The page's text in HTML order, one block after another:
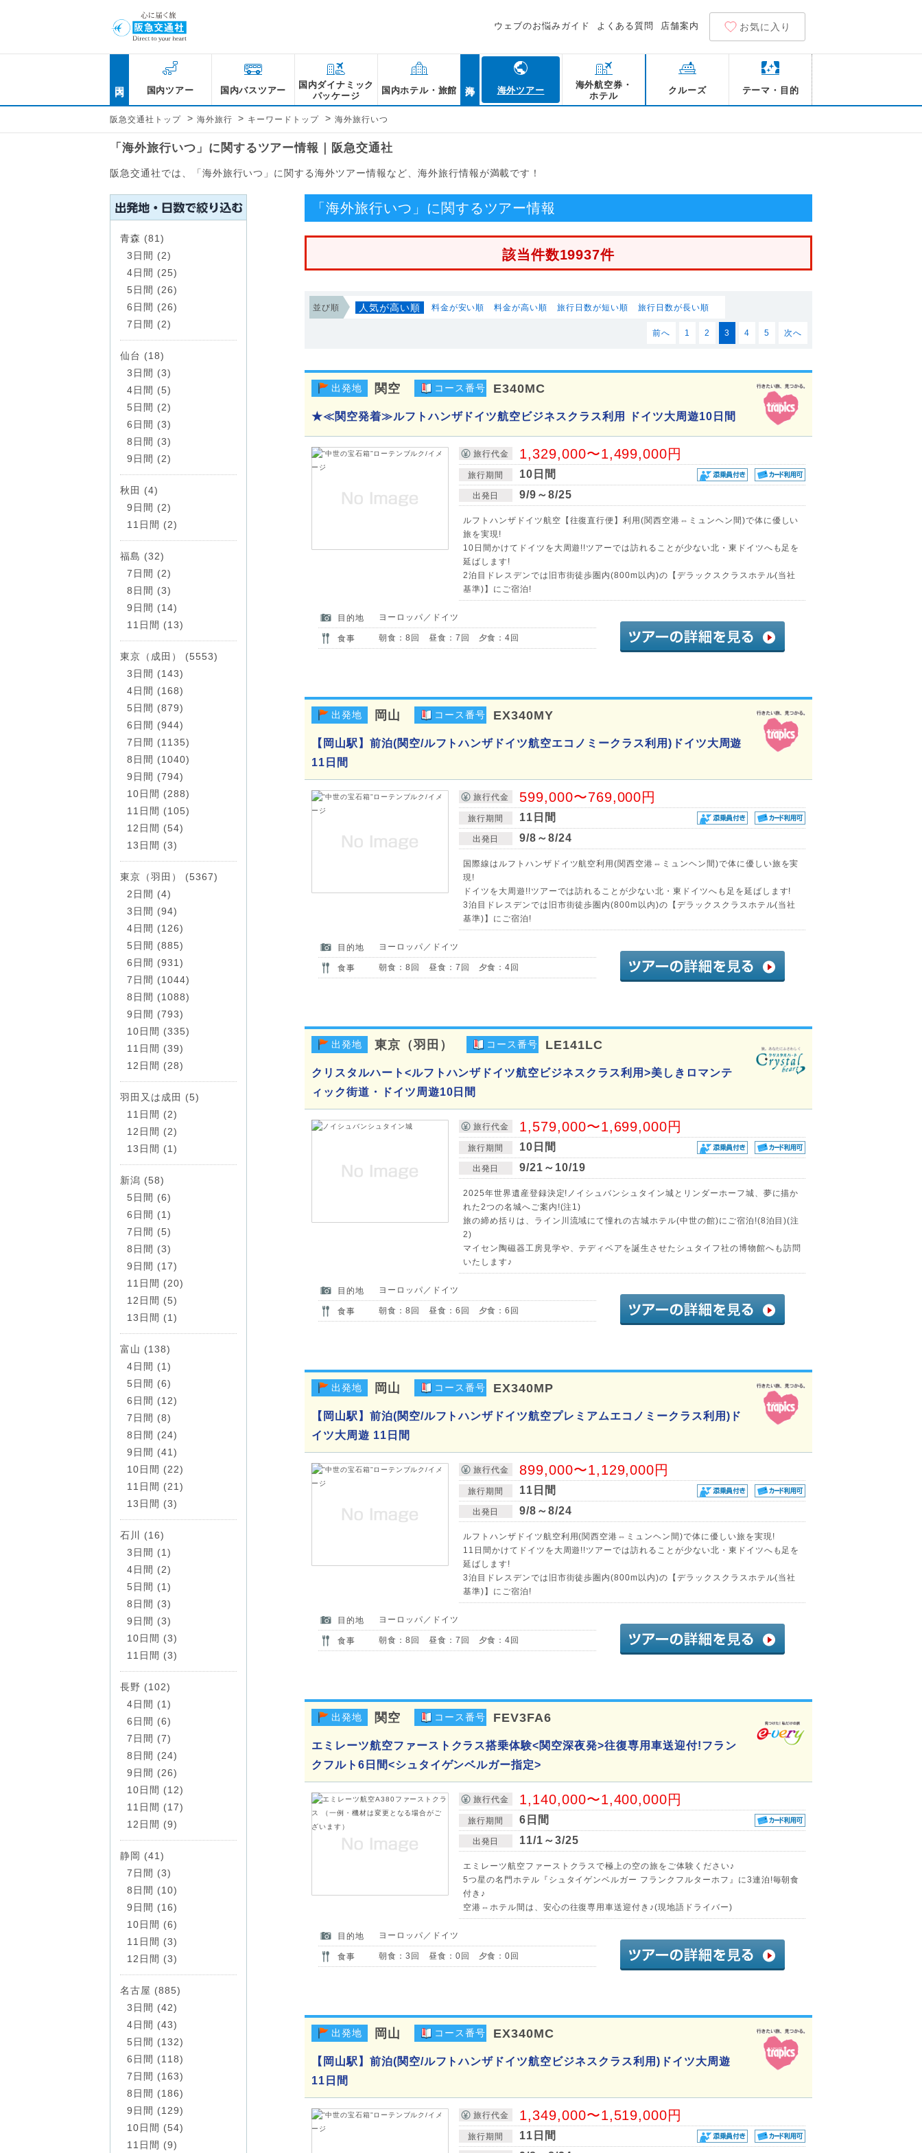
ウェブのお悩みガイド よくある質問 店舗案内 お気に入り
国内ツアー 国内バスツアー
国内ダイナミック
パッケージ
国内ホテル・旅館 海外ツアー
海外航空券・
ホテル
クルーズ テーマ・目的
阪急交通社トップ > 海外旅行 > キーワードトップ > 海外旅行いつ
「海外旅行いつ」に関するツアー情報｜阪急交通社
阪急交通社では、「海外旅行いつ」に関する海外ツアー情報など、海外旅行情報が満載です！
「海外旅行いつ」に関するツアー情報
該当件数19937件
並び順 人気が高い順 料金が安い順 料金が高い順 旅行日数が短い順 旅行日数が長い順
前へ 1 2 3 4 5 次へ
出発地 関空 コース番号 E340MC
★≪関空発着≫ルフトハンザドイツ航空ビジネスクラス利用 ドイツ大周遊10日間
旅行代金 1,329,000〜1,499,000円
旅行期間 10日間
出発日 9/9～8/25
ルフトハンザドイツ航空【往復直行便】利用(関西空港⇔ミュンヘン間)で体に優しい
旅を実現!
10日間かけてドイツを大周遊!!ツアーでは訪れることが少ない北・東ドイツへも足を
延ばします!
2泊目ドレスデンでは旧市街徒歩圏内(800m以内)の【デラックスクラスホテル(当社
基準)】にご宿泊!
目的地 ヨーロッパ／ドイツ
食事 朝食：8回 昼食：7回 夕食：4回
出発地 岡山 コース番号 EX340MY
【岡山駅】前泊(関空/ルフトハンザドイツ航空エコノミークラス利用)ドイツ大周遊
11日間
旅行代金 599,000〜769,000円
旅行期間 11日間
出発日 9/8～8/24
国際線はルフトハンザドイツ航空利用(関西空港⇔ミュンヘン間)で体に優しい旅を実
現!
ドイツを大周遊!!ツアーでは訪れることが少ない北・東ドイツへも足を延ばします!
3泊目ドレスデンでは旧市街徒歩圏内(800m以内)の【デラックスクラスホテル(当社
基準)】にご宿泊!
目的地 ヨーロッパ／ドイツ
食事 朝食：8回 昼食：7回 夕食：4回
出発地 東京（羽田） コース番号 LE141LC
クリスタルハート<ルフトハンザドイツ航空ビジネスクラス利用>美しきロマンテ
ィック街道・ドイツ周遊10日間
旅行代金 1,579,000〜1,699,000円
旅行期間 10日間
出発日 9/21～10/19
2025年世界遺産登録決定!ノイシュバンシュタイン城とリンダーホーフ城、夢に描か
れた2つの名城へご案内!(注1)
旅の締め括りは、ライン川流域にて憧れの古城ホテル(中世の館)にご宿泊!(8泊目)(注
2)
マイセン陶磁器工房見学や、テディベアを誕生させたシュタイフ社の博物館へも訪問
いたします♪
目的地 ヨーロッパ／ドイツ
食事 朝食：8回 昼食：6回 夕食：6回
出発地 岡山 コース番号 EX340MP
【岡山駅】前泊(関空/ルフトハンザドイツ航空プレミアムエコノミークラス利用)ド
イツ大周遊 11日間
旅行代金 899,000〜1,129,000円
旅行期間 11日間
出発日 9/8～8/24
ルフトハンザドイツ航空利用(関西空港⇔ミュンヘン間)で体に優しい旅を実現!
11日間かけてドイツを大周遊!!ツアーでは訪れることが少ない北・東ドイツへも足を
延ばします!
3泊目ドレスデンでは旧市街徒歩圏内(800m以内)の【デラックスクラスホテル(当社
基準)】にご宿泊!
目的地 ヨーロッパ／ドイツ
食事 朝食：8回 昼食：7回 夕食：4回
出発地 関空 コース番号 FEV3FA6
エミレーツ航空ファーストクラス搭乗体験<関空深夜発>往復専用車送迎付!フラン
クフルト6日間<シュタイゲンベルガー指定>
旅行代金 1,140,000〜1,400,000円
旅行期間 6日間
出発日 11/1～3/25
エミレーツ航空ファーストクラスで極上の空の旅をご体験ください♪
5つ星の名門ホテル『シュタイゲンベルガー フランクフルターホフ』に3連泊!毎朝食
付き♪
空港⇔ホテル間は、安心の往復専用車送迎付き♪(現地語ドライバー)
目的地 ヨーロッパ／ドイツ
食事 朝食：3回 昼食：0回 夕食：0回
出発地 岡山 コース番号 EX340MC
【岡山駅】前泊(関空/ルフトハンザドイツ航空ビジネスクラス利用)ドイツ大周遊
11日間
旅行代金 1,349,000〜1,519,000円
旅行期間 11日間
青森 (81)
3日間 (2)
4日間 (25)
5日間 (26)
6日間 (26)
7日間 (2)
仙台 (18)
3日間 (3)
4日間 (5)
5日間 (2)
6日間 (3)
8日間 (3)
9日間 (2)
秋田 (4)
9日間 (2)
11日間 (2)
福島 (32)
7日間 (2)
8日間 (3)
9日間 (14)
11日間 (13)
東京（成田） (5553)
3日間 (143)
4日間 (168)
5日間 (879)
6日間 (944)
7日間 (1135)
8日間 (1040)
9日間 (794)
10日間 (288)
11日間 (105)
12日間 (54)
13日間 (3)
東京（羽田） (5367)
2日間 (4)
3日間 (94)
4日間 (126)
5日間 (885)
6日間 (931)
7日間 (1044)
8日間 (1088)
9日間 (793)
10日間 (335)
11日間 (39)
12日間 (28)
羽田又は成田 (5)
11日間 (2)
12日間 (2)
13日間 (1)
新潟 (58)
5日間 (6)
6日間 (1)
7日間 (5)
8日間 (3)
9日間 (17)
11日間 (20)
12日間 (5)
13日間 (1)
富山 (138)
4日間 (1)
5日間 (6)
6日間 (12)
7日間 (8)
8日間 (24)
9日間 (41)
10日間 (22)
11日間 (21)
13日間 (3)
石川 (16)
3日間 (1)
4日間 (2)
5日間 (1)
8日間 (3)
9日間 (3)
10日間 (3)
11日間 (3)
長野 (102)
4日間 (1)
6日間 (6)
7日間 (7)
8日間 (24)
9日間 (26)
10日間 (12)
11日間 (17)
12日間 (9)
静岡 (41)
7日間 (3)
8日間 (10)
9日間 (16)
10日間 (6)
11日間 (3)
12日間 (3)
名古屋 (885)
3日間 (42)
4日間 (43)
5日間 (132)
6日間 (118)
7日間 (163)
8日間 (186)
9日間 (129)
10日間 (54)
11日間 (9)